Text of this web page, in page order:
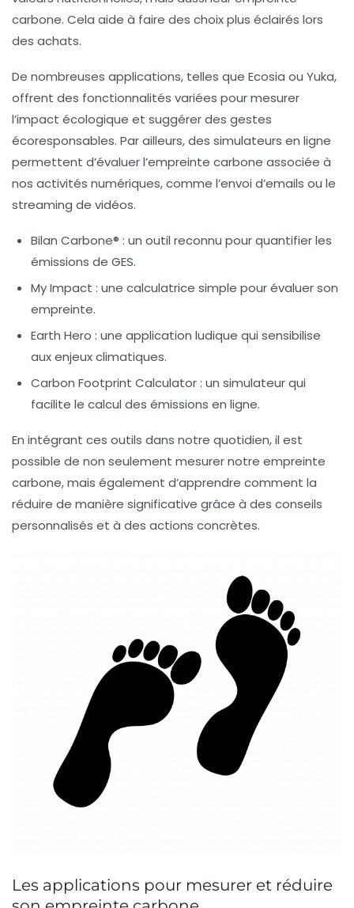
carbone. Cela aide à faire des choix plus éclairés lors
des achats.
De nombreuses applications, telles que Ecosia ou Yuka,
offrent des fonctionnalités variées pour mesurer
l’impact écologique et suggérer des gestes
écoresponsables. Par ailleurs, des simulateurs en ligne
permettent d’évaluer l’empreinte carbone associée à
nos activités numériques, comme l’envoi d’emails ou le
streaming de vidéos.
Bilan Carbone® : un outil reconnu pour quantifier les
émissions de GES.
My Impact : une calculatrice simple pour évaluer son
empreinte.
Earth Hero : une application ludique qui sensibilise
aux enjeux climatiques.
Carbon Footprint Calculator: un simulateur qui
facilite le calcul des émissions en ligne.
En intégrant ces outils dans notre quotidien, il est
possible de non seulement mesurer notre empreinte
carbone, mais également d’apprendre comment la
réduire de manière significative grâce à des conseils
personnalisés et à des actions concrètes.
Les applications pour mesurer et réduire